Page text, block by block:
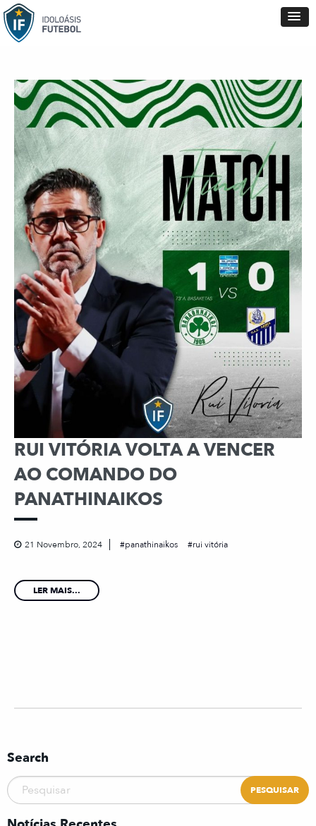
RUI VITÓRIA VOLTA A VENCER
AO COMANDO DO
PANATHINAIKOS
21 Novembro, 2024 panathinaikos rui vitória
LER MAIS...
Search